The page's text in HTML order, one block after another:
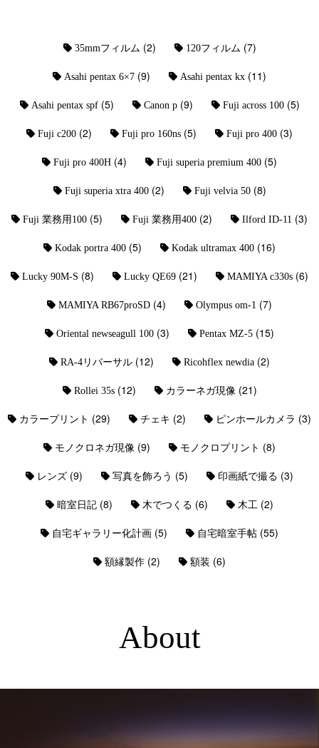
35mmフィルム (2) 120フィルム (7)
Asahi pentax 6×7 (9) Asahi pentax kx (11)
Asahi pentax spf(5) Canon p(9) Fuji across 100(5)
Fuji c200 (2) Fuji pro 160ns (5) Fuji pro 400 (3)
Fuji pro 400H (4) Fuji superia premium 400 (5)
Fuji superia xtra 400(2) Fuji velvia 50(8)
Fuji 業務用100 (5) Fuji 業務用400 (2) Ilford ID-11 (3)
Kodak portra 400 (5) Kodak ultramax 400 (16)
Lucky 90M-S (8) Lucky QE69 (21) MAMIYA c330s (6)
MAMIYA RB67proSD (4) Olympus om-1 (7)
Oriental newseagull 100 (3) Pentax MZ-5 (15)
RA-4リバーサル (12) Ricohflex newdia (2)
Rollei 35s(12) カラーネガ現像 (21)
カラープリント (29) チェキ (2) ピンホールカメラ (3)
モノクロネガ現像 (9) モノクロプリント (8)
レンズ (9) 写真を飾ろう (5) 印画紙で撮る (3)
暗室日記 (8) 木でつくる (6) 木工 (2)
自宅ギャラリー化計画 (5) 自宅暗室手帖 (55)
額縁製作 (2) 額装 (6)
About